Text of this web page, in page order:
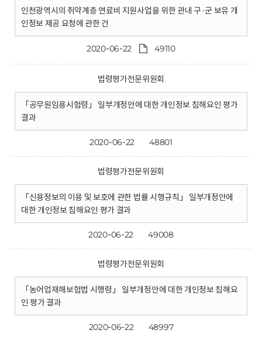
인천광역시의 취약계층 연료비 지원사업을 위한 관내 구·군 보유 개
인정보 제공 요청에 관한 건
2020-06-22 49110
법령평가전문위원회
「공무원임용시험령」 일부개정안에 대한 개인정보 침해요인 평가
결과
2020-06-22 48801
법령평가전문위원회
「신용정보의 이용 및 보호에 관한 법률 시행규칙」 일부개정안에
대한 개인정보 침해요인 평가 결과
2020-06-22 49008
법령평가전문위원회
「농어업재해보험법 시행령」 일부개정안에 대한 개인정보 침해요
인 평가 결과
2020-06-22 48997